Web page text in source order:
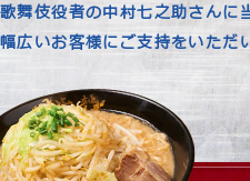
歌舞伎役者の中村七之助さんに
幅広いお客様にご支持をいただ